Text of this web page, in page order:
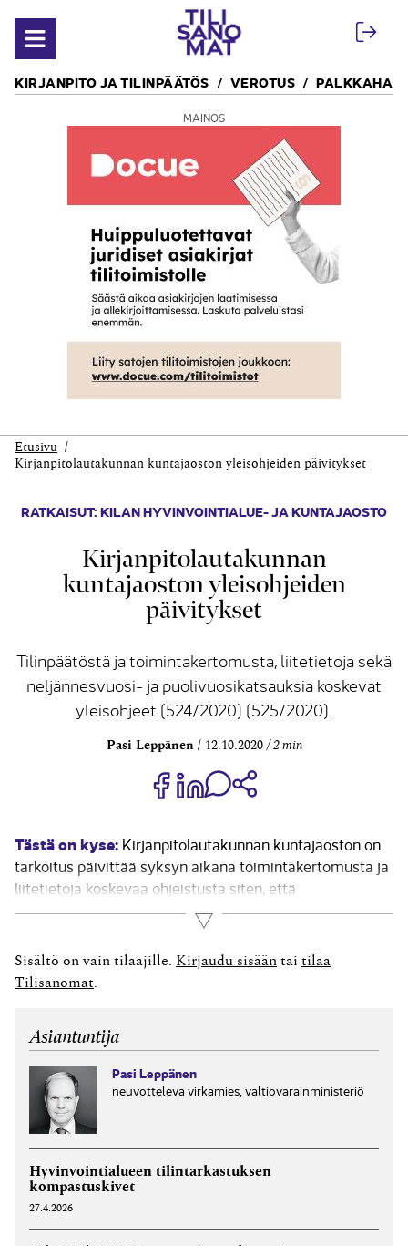
Avaa valikko
KIRJANPITO JA TILINPÄÄTÖS VEROTUS
MAINOS
Etusivu
Kirjanpitolautakunnan kuntajaoston yleisohjeiden päivitykset
RATKAISUT: KILAN HYVINVOINTIALUE- JA KUNTAJAOSTO
Kirjanpitolautakunnan
kuntajaoston yleisohjeiden
päivitykset
Tilinpäätöstä ja toimintakertomusta, liitetietoja sekä
neljännesvuosi- ja puolivuosikatsauksia koskevat
yleisohjeet (524/2020) (525/2020).
Pasi Leppänen 12.10.2020 2 min
Jaa Share on Facebook
Jaa Share on LinkedIn
Jaa WhatsApp-viestinä
Tästä on kyse: Kirjanpitolautakunnan kuntajaoston on
tarkoitus päivittää syksyn aikana toimintakertomusta ja
liite­tietoja koskevaa ohjeistusta siten, että
valtionosuuksien kohtaan tuloslaskelmassa sisältyvä
verotulomenetysten kompensaation määrä ilmoitetaan
erikseen talousarvion toteutumisvertailuissa ja
liitetiedoissa. Uusia lausuntoja kuntajaosto ei ole
Lue lisää
Sisältö on vain tilaajille. Kirjaudu sisään tai tilaa
Tilisanomat
Asiantuntija
Pasi Leppänen
neuvotteleva virkamies, valtiovarainministeriö
Hyvinvointialueen tilintarkastuksen
kompastuskivet
27.4.2026